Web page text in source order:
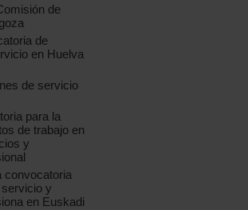
de
de
en Huelva
de servicio
para la
de trabajo en
y
convocatoria
y
en Euskadi